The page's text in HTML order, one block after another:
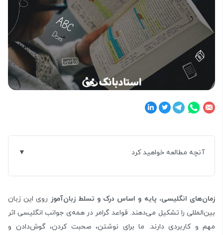
آنچه مطالعه خواهید کرد
زمان‌های انگلیسی، پایه و اساس درک و تسلط زبان‌آموز روی این زبان
بین‌المللی را تشکیل می‌دهند. قواعد گرامر در همه‌ی جوانب انگلیسی اثر
مهم و کاربردی دارند. ما برای نوشتن، صحبت کردن، گوش‌دادن و